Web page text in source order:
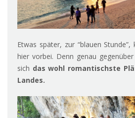
Etwas später, zur “blauen
hier vorbei. Denn genau
sich das wohl romantischste
Landes.